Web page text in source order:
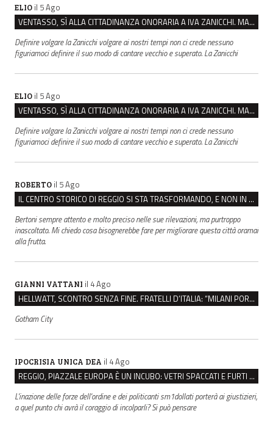
ELIO il 5 Ago
VENTASSO, SÌ ALLA CITTADINANZA ONORARIA A IVA ZANICCHI. MA BARGIACCHI: “È DI PESSIMO GUSTO”
Definire volgare la Zanicchi volgare ai nostri tempi non ci crede nessuno
figuriamoci definire il suo modo di cantare vecchio e superato. La Zanicchi
ELIO il 5 Ago
VENTASSO, SÌ ALLA CITTADINANZA ONORARIA A IVA ZANICCHI. MA BARGIACCHI: “È DI PESSIMO GUSTO”
Definire volgare la Zanicchi volgare ai nostri tempi non ci crede nessuno
figuriamoci definire il suo modo di cantare vecchio e superato. La Zanicchi
ROBERTO il 5 Ago
IL CENTRO STORICO DI REGGIO SI STA TRASFORMANDO, E NON IN MEGLIO
Bertoni sempre attento e molto preciso nelle sue rilevazioni, ma purtroppo
inascoltato. Mi chiedo cosa bisognerebbe fare per migliorare questa città oramai
alla frutta.
GIANNI VATTANI il 4 Ago
HELLWATT, SCONTRO SENZA FINE. FRATELLI D’ITALIA: “MILANI PORTA DOCUMENTI, DE FRANCO INSULTI”
Gotham City
IPOCRISIA UNICA DEA il 4 Ago
REGGIO, PIAZZALE EUROPA È UN INCUBO: VETRI SPACCATI E FURTI SULLE AUTO IN SOSTA
L'inazione delle forze dell'ordine e dei politicanti sm1dollati porterà ai giustizieri,
a quel punto chi avrà il coraggio di incolparli? Si può pensare